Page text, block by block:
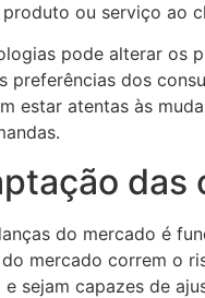
ou serviço ao
pode alterar os
preferências dos
estar atentas às
das
do mercado é
mercado correm o
sejam capazes de